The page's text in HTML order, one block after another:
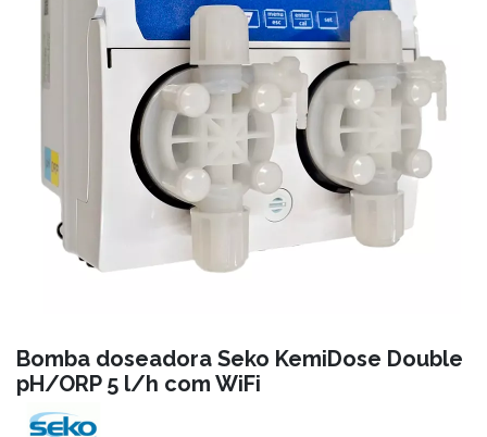
Bomba doseadora Seko KemiDose Double
pH/ORP 5 l/h com WiFi